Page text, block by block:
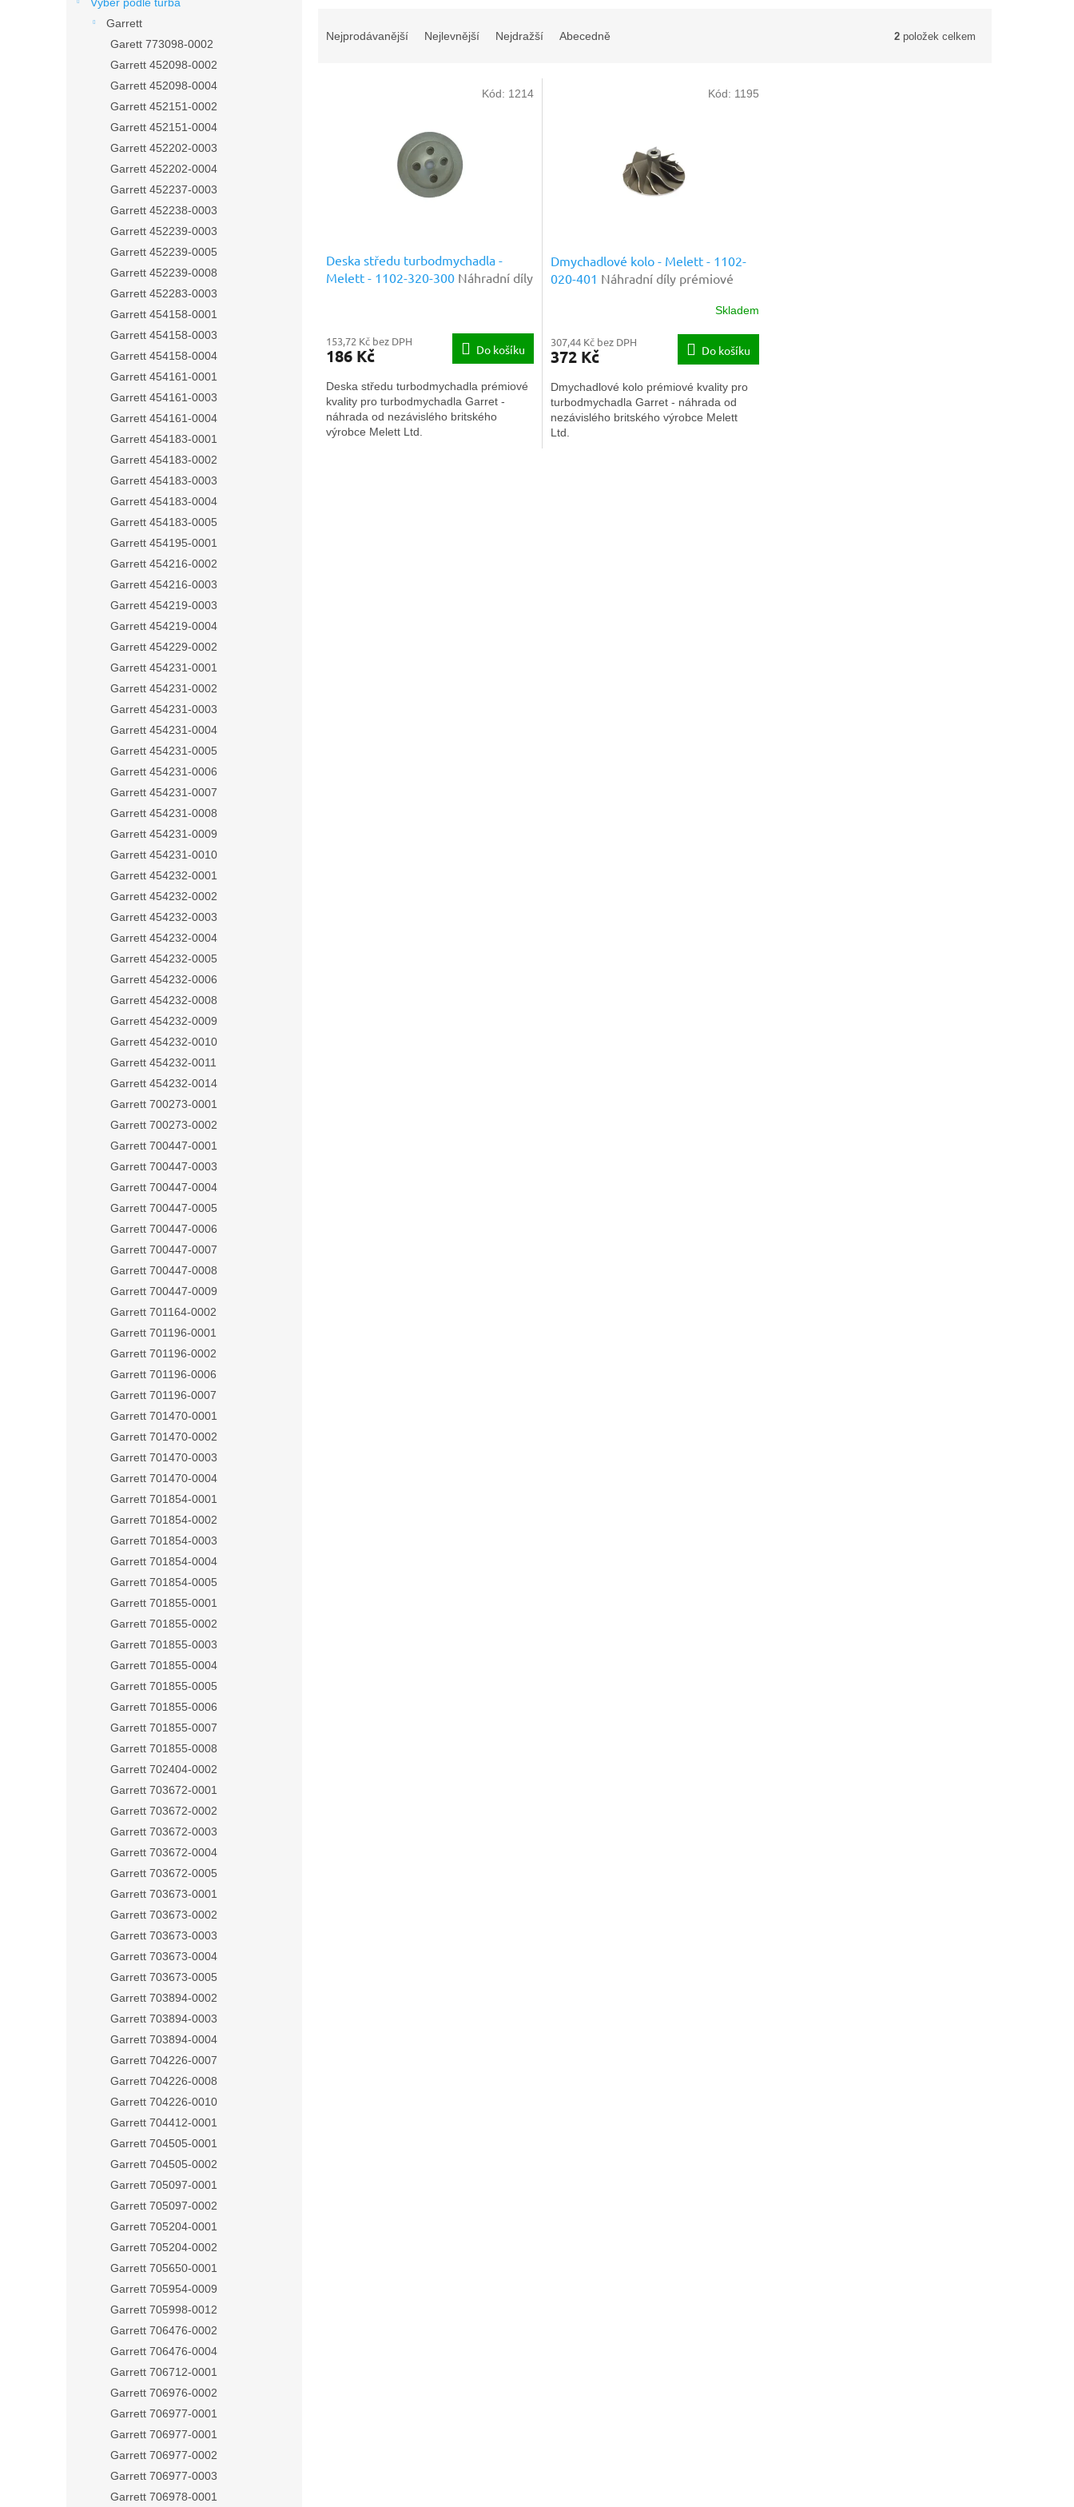
Garrett
Garett 773098-0002
Garrett 452098-0002
Garrett 452098-0004
Garrett 452151-0002
Garrett 452151-0004
Garrett 452202-0003
Garrett 452202-0004
Garrett 452237-0003
Garrett 452238-0003
Garrett 452239-0003
Garrett 452239-0005
Garrett 452239-0008
Garrett 452283-0003
Garrett 454158-0001
Garrett 454158-0003
Garrett 454158-0004
Garrett 454161-0001
Garrett 454161-0003
Garrett 454161-0004
Garrett 454183-0001
Garrett 454183-0002
Garrett 454183-0003
Garrett 454183-0004
Garrett 454183-0005
Garrett 454195-0001
Garrett 454216-0002
Garrett 454216-0003
Garrett 454219-0003
Garrett 454219-0004
Garrett 454229-0002
Garrett 454231-0001
Garrett 454231-0002
Garrett 454231-0003
Garrett 454231-0004
Garrett 454231-0005
Garrett 454231-0006
Garrett 454231-0007
Garrett 454231-0008
Garrett 454231-0009
Garrett 454231-0010
Garrett 454232-0001
Garrett 454232-0002
Garrett 454232-0003
Garrett 454232-0004
Garrett 454232-0005
Garrett 454232-0006
Garrett 454232-0008
Garrett 454232-0009
Garrett 454232-0010
Garrett 454232-0011
Garrett 454232-0014
Garrett 700273-0001
Garrett 700273-0002
Garrett 700447-0001
Garrett 700447-0003
Garrett 700447-0004
Garrett 700447-0005
Garrett 700447-0006
Garrett 700447-0007
Garrett 700447-0008
Garrett 700447-0009
Garrett 701164-0002
Garrett 701196-0001
Garrett 701196-0002
Garrett 701196-0006
Garrett 701196-0007
Garrett 701470-0001
Garrett 701470-0002
Garrett 701470-0003
Garrett 701470-0004
Garrett 701854-0001
Garrett 701854-0002
Garrett 701854-0003
Garrett 701854-0004
Garrett 701854-0005
Garrett 701855-0001
Garrett 701855-0002
Garrett 701855-0003
Garrett 701855-0004
Garrett 701855-0005
Garrett 701855-0006
Garrett 701855-0007
Garrett 701855-0008
Garrett 702404-0002
Garrett 703672-0001
Garrett 703672-0002
Garrett 703672-0003
Garrett 703672-0004
Garrett 703672-0005
Garrett 703673-0001
Garrett 703673-0002
Garrett 703673-0003
Garrett 703673-0004
Garrett 703673-0005
Garrett 703894-0002
Garrett 703894-0003
Garrett 703894-0004
Garrett 704226-0007
Garrett 704226-0008
Garrett 704226-0010
Garrett 704412-0001
Garrett 704505-0001
Garrett 704505-0002
Garrett 705097-0001
Garrett 705097-0002
Garrett 705204-0001
Garrett 705204-0002
Garrett 705650-0001
Garrett 705954-0009
Garrett 705998-0012
Garrett 706476-0002
Garrett 706476-0004
Garrett 706712-0001
Garrett 706976-0002
Garrett 706977-0001
Garrett 706977-0001
Garrett 706977-0002
Garrett 706977-0003
Garrett 706978-0001
Nejprodávanější Nejlevnější Nejdražší Abecedně 2 položek celkem
Deska středu turbodmychadla -
Melett - 1102-320-300 Náhradní díly
153,72 Kč bez DPH
186 Kč Do košíku
Deska středu turbodmychadla prémiové
kvality pro turbodmychadla Garret -
náhrada od nezávislého britského
výrobce Melett Ltd.
Kód: 1214
Dmychadlové kolo - Melett - 1102-
020-401 Náhradní díly prémiové
Skladem
307,44 Kč bez DPH
372 Kč Do košíku
Dmychadlové kolo prémiové kvality pro
turbodmychadla Garret - náhrada od
nezávislého britského výrobce Melett
Ltd.
Kód: 1195